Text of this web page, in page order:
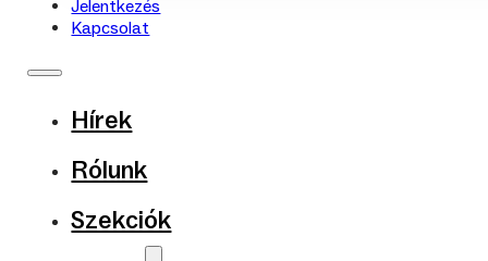
Jelentkezés
Kapcsolat
Hírek
Rólunk
Szekciók